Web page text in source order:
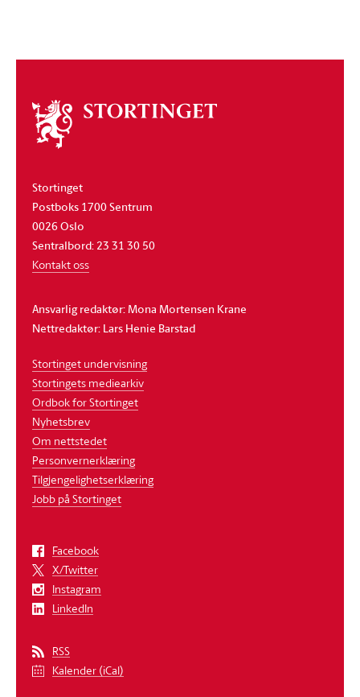
Om
stortinget
Stortinget
Postboks 1700 Sentrum
0026 Oslo
Sentralbord: 23 31 30 50
Kontakt oss
Ansvarlig redaktør: Mona Mortensen Krane
Nettredaktør: Lars Henie Barstad
Stortinget undervisning
Stortingets mediearkiv
Ordbok for Stortinget
Nyhetsbrev
Om nettstedet
Personvernerklæring
Tilgjengelighetserklæring
Jobb på Stortinget
Facebook
X/Twitter
Instagram
LinkedIn
RSS
Kalender (iCal)